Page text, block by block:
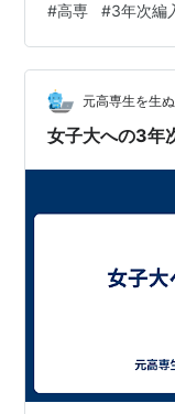
あり、受験生にと
す。 実際に高専
く少数で 編入の
専には広がってい
いる、と先生方が
#高専 #3年次編
元高専生を生
女子大への3年